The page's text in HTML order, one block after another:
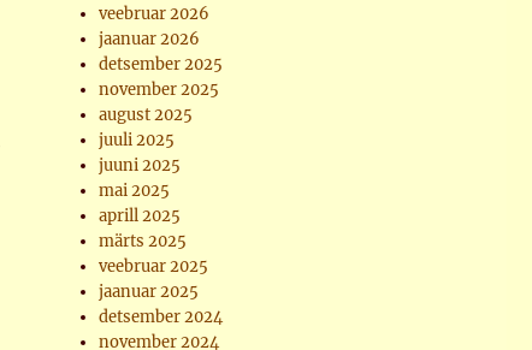
veebruar 2026
jaanuar 2026
detsember 2025
november 2025
august 2025
juuli 2025
juuni 2025
mai 2025
aprill 2025
märts 2025
veebruar 2025
jaanuar 2025
detsember 2024
november 2024